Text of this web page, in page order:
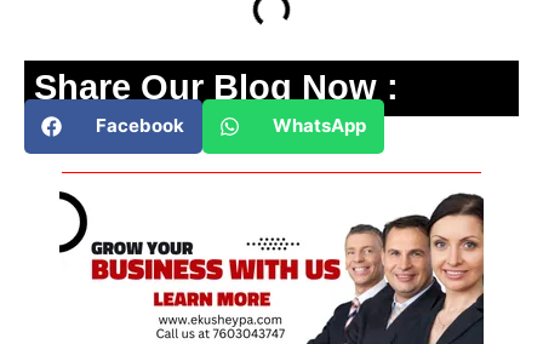
Share Our Blog Now :
Facebook WhatsApp